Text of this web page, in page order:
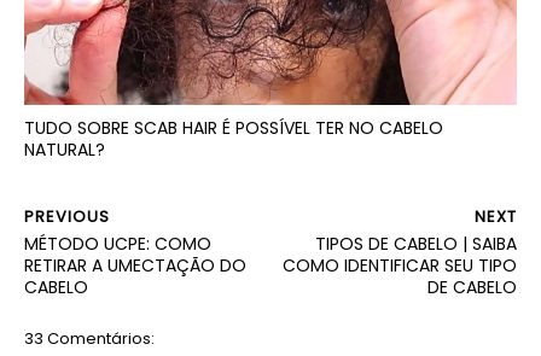
TUDO SOBRE SCAB HAIR É POSSÍVEL TER NO CABELO
NATURAL?
NEXT
TIPOS DE CABELO | SAIBA
COMO IDENTIFICAR SEU TIPO
DE CABELO
PREVIOUS
MÉTODO UCPE: COMO
RETIRAR A UMECTAÇÃO DO
CABELO
33 Comentários: